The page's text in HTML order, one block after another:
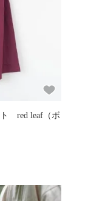
red leaf（ボ